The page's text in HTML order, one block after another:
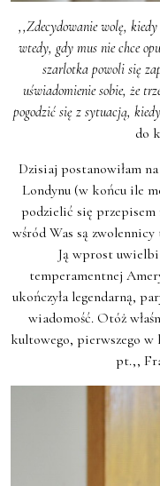
,,Zdecydowanie wolę,
wtedy, gdy mus nie chce
szarlotka powoli się
uświadomienie sobie, że
pogodzić się z sytuacją,
do
Dzisiaj postanowiłam
Londynu (w końcu ile
podzielić się
wśród Was są
Ją wprost
temperamentnej
ukończyła legendarną,
wiadomość. Otóż
kultowego, pierwszego
pt.,,